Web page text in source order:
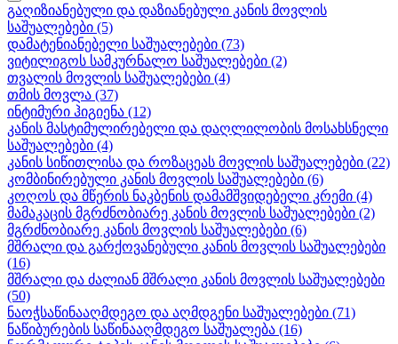
გაღიზიანებული და დაზიანებული კანის მოვლის
საშუალებები (5)
დამატენიანებელი საშუალებები (73)
ვიტილიგოს სამკურნალო საშუალებები (2)
თვალის მოვლის საშუალებები (4)
თმის მოვლა (37)
ინტიმური ჰიგიენა (12)
კანის მასტიმულირებელი და დაღლილობის მოსახსნელი
საშუალებები (4)
კანის სიწითლისა და როზაცეას მოვლის საშუალებები (22)
კომბინირებული კანის მოვლის საშუალებები (6)
კოღოს და მწერის ნაკბენის დამამშვიდებელი კრემი (4)
მამაკაცის მგრძნობიარე კანის მოვლის საშუალებები (2)
მგრძნობიარე კანის მოვლის საშუალებები (6)
მშრალი და გარქოვანებული კანის მოვლის საშუალებები
(16)
მშრალი და ძალიან მშრალი კანის მოვლის საშუალებები
(50)
ნაოჭსაწინააღმდეგო და აღმდგენი საშუალებები (71)
ნაწიბურების საწინააღმდეგო საშუალება (16)